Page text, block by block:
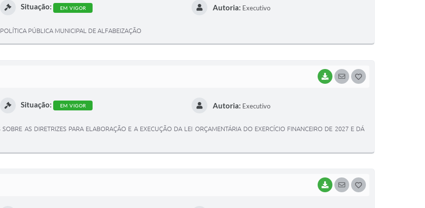
Situação: EM VIGOR Autoria: Executivo
PÚBLICA MUNICIPAL DE ALFABEIZAÇÃO
BAIXARSEGUIR
I
Situação: EM VIGOR Autoria: Executivo
AS DIRETRIZES PARA ELABORAÇÃO E A EXECUÇÃO DA LEI ORÇAMENTÁRIA DO EXERCÍCIO FINANCEIRO DE 2027 E DÁ
BAIXARSEGUIR